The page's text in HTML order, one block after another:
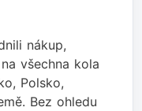
nákup,
všechna kola
Polsko,
Bez ohledu